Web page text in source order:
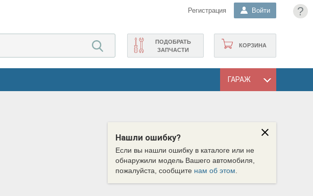
?
Регистрация Войти
КОРЗИНА
ПОДОБРАТЬ
ЗАПЧАСТИ
ГАРАЖ
Нашли ошибку?
Если вы нашли ошибку в каталоге или не
обнаружили модель Вашего автомобиля,
пожалуйста, сообщите нам об этом